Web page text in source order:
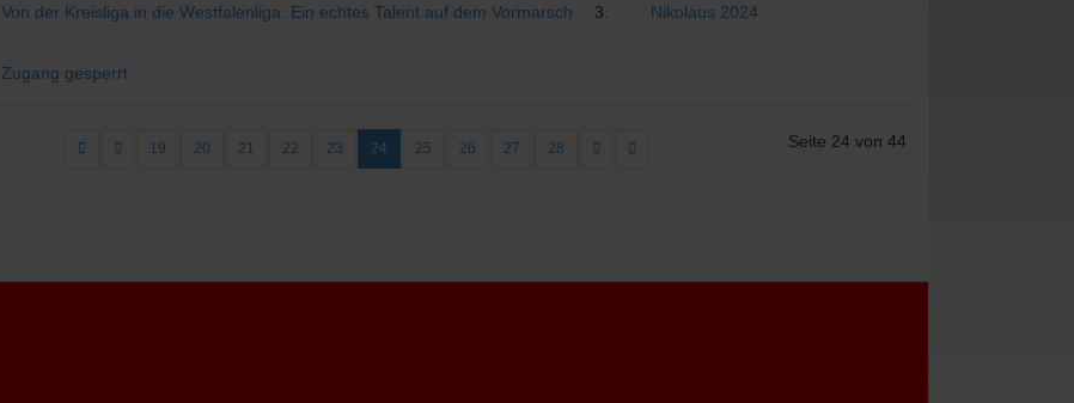
Von der Kreisliga in die Westfalenliga: Ein echtes Talent auf dem Vormarsch Nikolaus 2024
Zugang gesperrt
Seite 24 von 44
19 20 21 22 23 24 25 26 27 28